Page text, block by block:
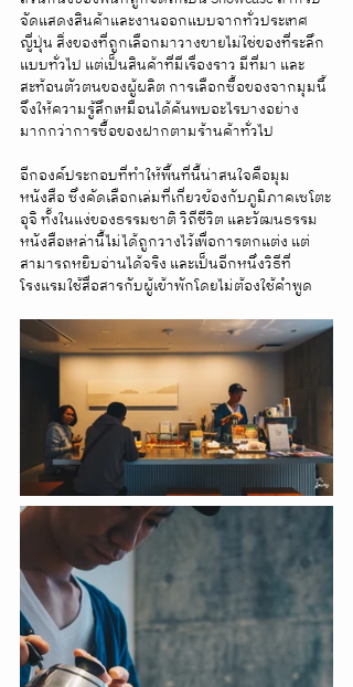
จัดแสดงสินค้าและงานออกแบบจากทั่วประเทศ
ญี่ปุ่น สิ่งของที่ถูกเลือกมาวางขายไม่ใช่ของที่ระลึก
แบบทั่วไป แต่เป็นสินค้าที่มีเรื่องราว มีที่มา และ
สะท้อนตัวตนของผู้ผลิต การเลือกซื้อของจากมุมนี้
จึงให้ความรู้สึกเหมือนได้ค้นพบอะไรบางอย่าง
มากกว่าการซื้อของฝากตามร้านค้าทั่วไป
อีกองค์ประกอบที่ทำให้พื้นที่นี้น่าสนใจคือมุม
หนังสือ ซึ่งคัดเลือกเล่มที่เกี่ยวข้องกับภูมิภาคเซโตะ
อุจิ ทั้งในแง่ของธรรมชาติ วิถีชีวิต และวัฒนธรรม
หนังสือเหล่านี้ไม่ได้ถูกวางไว้เพื่อการตกแต่ง แต่
สามารถหยิบอ่านได้จริง และเป็นอีกหนึ่งวิธีที่
โรงแรมใช้สื่อสารกับผู้เข้าพักโดยไม่ต้องใช้คำพูด